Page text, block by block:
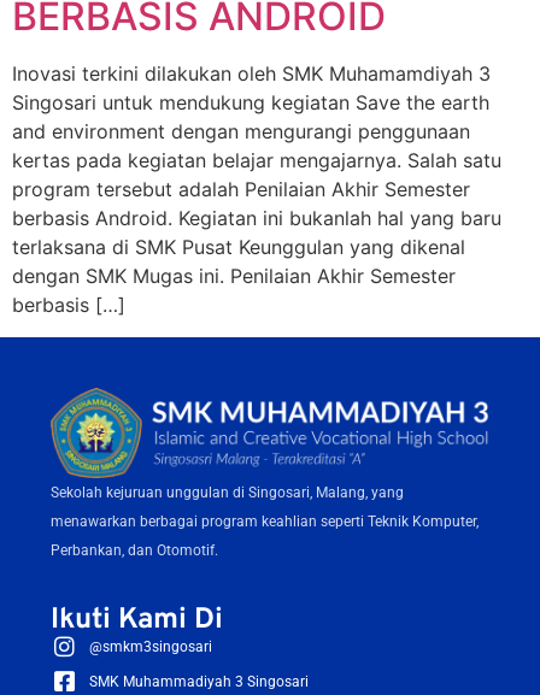
BERBASIS ANDROID
Inovasi terkini dilakukan oleh SMK Muhamamdiyah 3
Singosari untuk mendukung kegiatan Save the earth
and environment dengan mengurangi penggunaan
kertas pada kegiatan belajar mengajarnya. Salah satu
program tersebut adalah Penilaian Akhir Semester
berbasis Android. Kegiatan ini bukanlah hal yang baru
terlaksana di SMK Pusat Keunggulan yang dikenal
dengan SMK Mugas ini. Penilaian Akhir Semester
berbasis […]
Sekolah kejuruan unggulan di Singosari, Malang, yang
menawarkan berbagai program keahlian seperti Teknik Komputer,
Perbankan, dan Otomotif.
Ikuti Kami Di
@smkm3singosari
SMK Muhammadiyah 3 Singosari